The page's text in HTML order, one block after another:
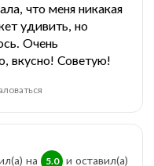
что меня никакая
удивить, но
Очень
вкусно! Советую!
на 5.0
и оставил(a)